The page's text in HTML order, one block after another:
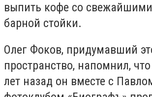
выпить кофе со
барной стойки.
Олег Фоков, придумавший
пространство, напомнил,
лет назад он вместе с